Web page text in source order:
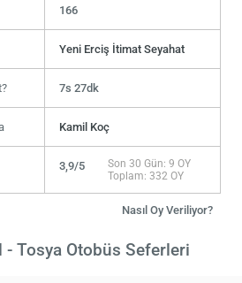
166
Yeni Erciş İtimat Seyahat
7s 27dk
Kamil Koç
3,9/5
Son 30 Gün: 9 OY
Toplam: 332 OY
Nasıl Oy Veriliyor?
- Tosya Otobüs Seferleri